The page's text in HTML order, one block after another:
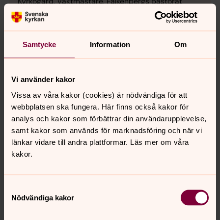
Samtycke Information Om
Vi använder kakor
Vissa av våra kakor (cookies) är nödvändiga för att
webbplatsen ska fungera. Här finns också kakor för
analys och kakor som förbättrar din användarupplevelse,
samt kakor som används för marknadsföring och när vi
länkar vidare till andra plattformar. Läs mer om våra
kakor.
Nödvändiga kakor
Direkt:0346-372 23
0724-65 32 89
E-post:katharina.springer@svenskakyrkan.se
Mer om Katharina Springer